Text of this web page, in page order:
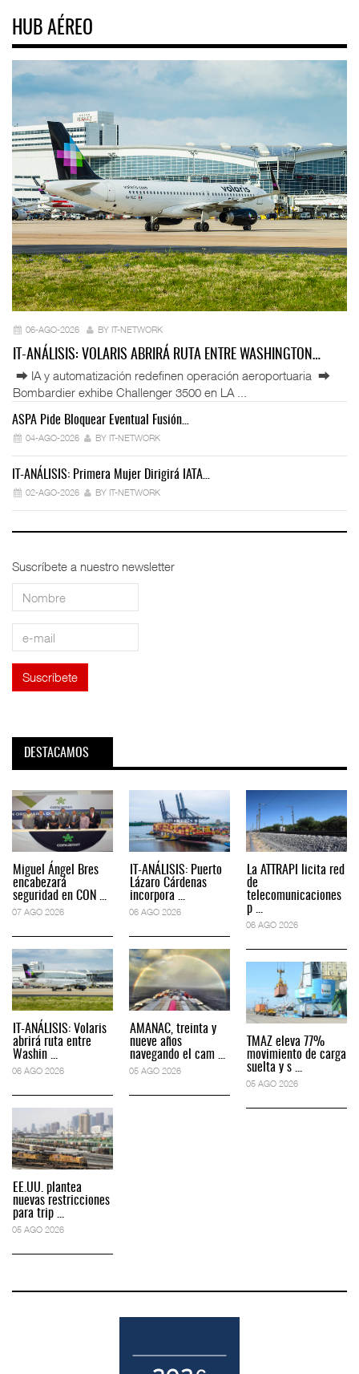
HUB AÉREO
06-AGO-2026 BY IT-NETWORK
IT-ANÁLISIS: VOLARIS ABRIRÁ RUTA ENTRE WASHINGTON…
⮕ IA y automatización redefinen operación aeroportuaria ⮕
Bombardier exhibe Challenger 3500 en LA ...
ASPA Pide Bloquear Eventual Fusión…
04-AGO-2026 BY IT-NETWORK
IT-ANÁLISIS: Primera Mujer Dirigirá IATA…
02-AGO-2026 BY IT-NETWORK
Suscríbete a nuestro newsletter
DESTACAMOS
Miguel Ángel Bres
encabezará
seguridad en CON ...
07 AGO 2026
IT-ANÁLISIS: Volaris
abrirá ruta entre
Washin ...
06 AGO 2026
EE.UU. plantea
nuevas restricciones
para trip ...
05 AGO 2026
IT-ANÁLISIS: Puerto
Lázaro Cárdenas
incorpora ...
06 AGO 2026
AMANAC, treinta y
nueve años
navegando el cam ...
05 AGO 2026
La ATTRAPI licita red
de
telecomunicaciones
p ...
06 AGO 2026
TMAZ eleva 77%
movimiento de carga
suelta y s ...
05 AGO 2026